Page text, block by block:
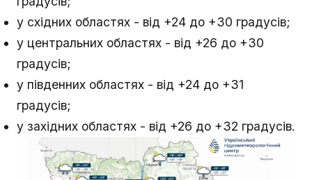
у східних областях - від +24 до +30 градусів;
у центральних областях - від +26 до +30
градусів;
у південних областях - від +24 до +31
градусів;
у західних областях - від +26 до +32 градусів.